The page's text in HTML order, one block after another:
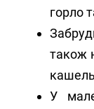
горло
також
У